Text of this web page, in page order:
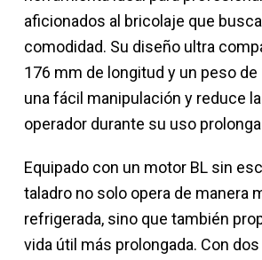
aficionados al bricolaje que
comodidad. Su diseño ultra
176 mm de longitud y un peso de
una fácil manipulación y reduce
operador durante su uso
Equipado con un motor BL sin
taladro no solo opera de manera
refrigerada, sino que también
vida útil más prolongada. Con